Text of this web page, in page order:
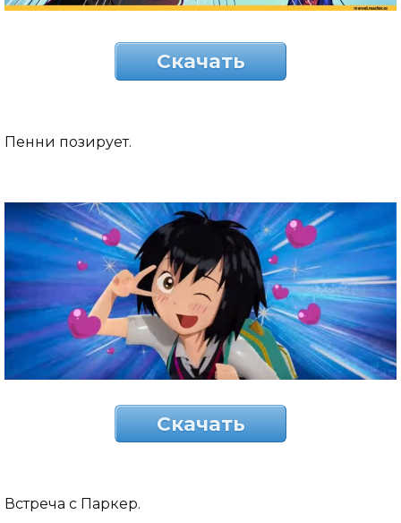
Скачать
Пенни позирует.
Скачать
Встреча с Паркер.